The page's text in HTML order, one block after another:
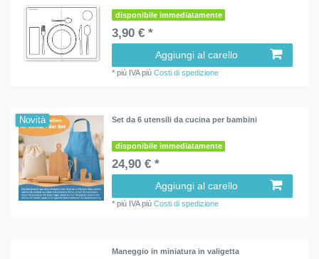
disponibile immediatamente
3,90 € *
Aggiungi al carello
*più IVApiùCosti di spedizione
Novità Set da 6 utensili da cucina per bambini
disponibile immediatamente
24,90 € *
Aggiungi al carello
*più IVApiùCosti di spedizione
Maneggio in miniatura in valigetta